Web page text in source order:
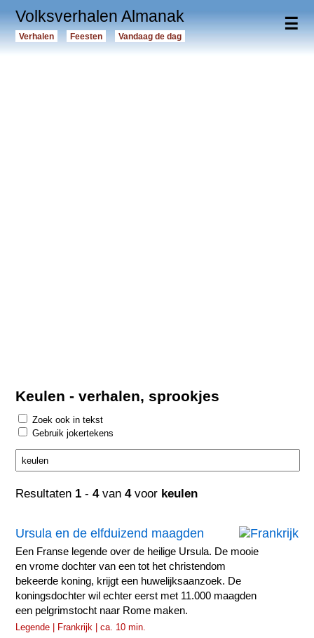
☰
Volksverhalen Almanak
Verhalen Feesten Vandaag de dag
Keulen - verhalen, sprookjes
Zoek ook in tekst
Gebruik jokertekens
Resultaten 1 -4van4voor keulen
Ursula en de elfduizend maagden
Een Franse legende over de heilige Ursula. De mooie
en vrome dochter van een tot het christendom
bekeerde koning, krijgt een huwelijksaanzoek. De
koningsdochter wil echter eerst met 11.000 maagden
een pelgrimstocht naar Rome maken.
Legende | Frankrijk | ca. 10 min.